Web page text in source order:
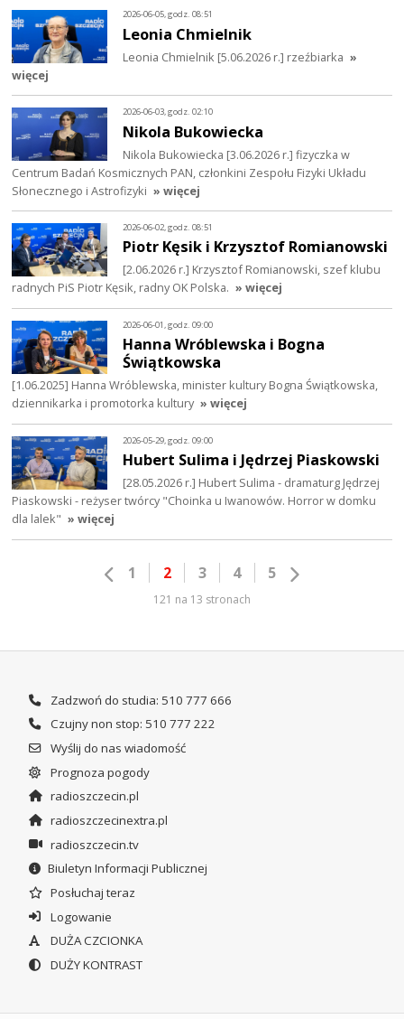
2026-06-05, godz. 08:51
Leonia Chmielnik
Leonia Chmielnik [5.06.2026 r.] rzeźbiarka »
więcej
2026-06-03, godz. 02:10
Nikola Bukowiecka
Nikola Bukowiecka [3.06.2026 r.] fizyczka w
Centrum Badań Kosmicznych PAN, członkini Zespołu Fizyki Układu
Słonecznego i Astrofizyki » więcej
2026-06-02, godz. 08:51
Piotr Kęsik i Krzysztof Romianowski
[2.06.2026 r.] Krzysztof Romianowski, szef klubu
radnych PiS Piotr Kęsik, radny OK Polska. » więcej
2026-06-01, godz. 09:00
Hanna Wróblewska i Bogna
Świątkowska
[1.06.2025] Hanna Wróblewska, minister kultury Bogna Świątkowska,
dziennikarka i promotorka kultury » więcej
2026-05-29, godz. 09:00
Hubert Sulima i Jędrzej Piaskowski
[28.05.2026 r.] Hubert Sulima - dramaturg Jędrzej
Piaskowski - reżyser twórcy "Choinka u Iwanowów. Horror w domku
dla lalek" » więcej
1 2 3 4 5
121 na 13 stronach
Zadzwoń do studia: 510 777 666
Czujny non stop: 510 777 222
Wyślij do nas wiadomość
Prognoza pogody
radioszczecin.pl
radioszczecinextra.pl
radioszczecin.tv
Biuletyn Informacji Publicznej
Posłuchaj teraz
Logowanie
DUŻA CZCIONKA
DUŻY KONTRAST